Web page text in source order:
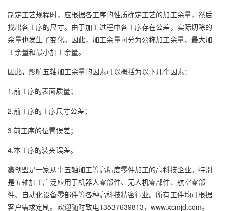
制定工艺规程时，应根据各工序的性质确定工艺的加工余量，然后
找出各工序的尺寸。由于加工过程中各工序存在公差，实际切除的
余量也发生了变化。因此，加工余量可分为公称加工余量、最大加
工余量和最小加工余量。
因此，影响五轴加工余量的因素可以概括为以下几个因素：
1.前工序的表面质量；
2.前工序的工序尺寸公差；
3.前工序的位置误差；
4.本工序的装夹误差。
鑫创盟是一家从事五轴加工等高精度零件加工的高科技企业。特别
是五轴加工广泛应用于机器人零部件、无人机零部件、航空零部
件、自动化设备零部件等各种高科技精密行业。所有工件均可根据
客户需求定制。欢迎随时致电13537639813，www.xcmjd.com。